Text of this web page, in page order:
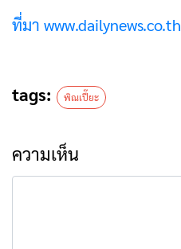
ที่มา www.dailynews.co.th
tags: พิณเปี๊ยะ
ความเห็น